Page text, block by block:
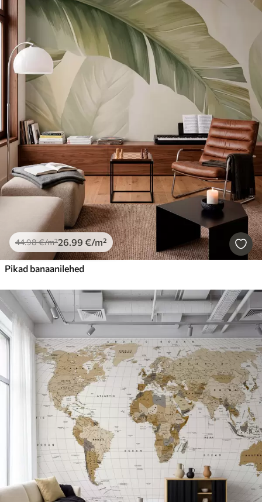
44.98€/m²26.99 €/m²
Pikad banaanilehed